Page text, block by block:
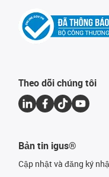
Theo dõi chúng tôi
Bản tin igus®
Cập nhật và đăng ký